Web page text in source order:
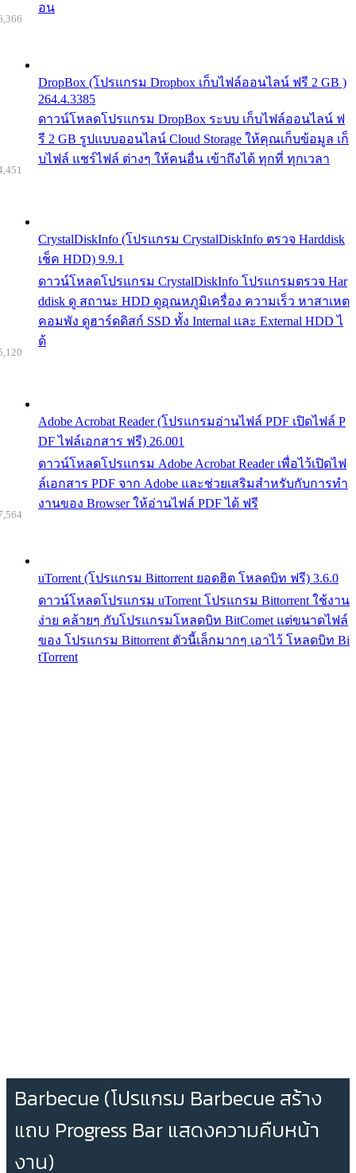
อน
DropBox (โปรแกรม Dropbox เก็บไฟล์ออนไลน์ ฟรี 2 GB )
264.4.3385
ดาวน์โหลดโปรแกรม DropBox ระบบ เก็บไฟล์ออนไลน์ ฟ
รี 2 GB รูปแบบออนไลน์ Cloud Storage ให้คุณเก็บข้อมูล เก็
บไฟล์ แชร์ไฟล์ ต่างๆ ให้คนอื่น เข้าถึงได้ ทุกที่ ทุกเวลา
CrystalDiskInfo (โปรแกรม CrystalDiskInfo ตรวจ Harddisk
เช็ค HDD) 9.9.1
ดาวน์โหลดโปรแกรม CrystalDiskInfo โปรแกรมตรวจ Har
ddisk ดู สถานะ HDD ดูอุณหภูมิเครื่อง ความเร็ว หาสาเหต
คอมพัง ดูฮาร์ดดิสก์ SSD ทั้ง Internal และ External HDD ไ
ด้
Adobe Acrobat Reader (โปรแกรมอ่านไฟล์ PDF เปิดไฟล์ P
DF ไฟล์เอกสาร ฟรี) 26.001
ดาวน์โหลดโปรแกรม Adobe Acrobat Reader เพื่อไว้เปิดไฟ
ล์เอกสาร PDF จาก Adobe และช่วยเสริมสำหรับกับการทำ
งานของ Browser ให้อ่านไฟล์ PDF ได้ ฟรี
uTorrent (โปรแกรม Bittorrent ยอดฮิต โหลดบิท ฟรี) 3.6.0
ดาวน์โหลดโปรแกรม uTorrent โปรแกรม Bittorrent ใช้งาน
ง่าย คล้ายๆ กับโปรแกรมโหลดบิท BitComet แต่ขนาดไฟล์
ของ โปรแกรม Bittorrent ตัวนี้เล็กมากๆ เอาไว้ โหลดบิท Bi
tTorrent
Barbecue (โปรแกรม Barbecue สร้าง
แถบ Progress Bar แสดงความคืบหน้า
งาน)